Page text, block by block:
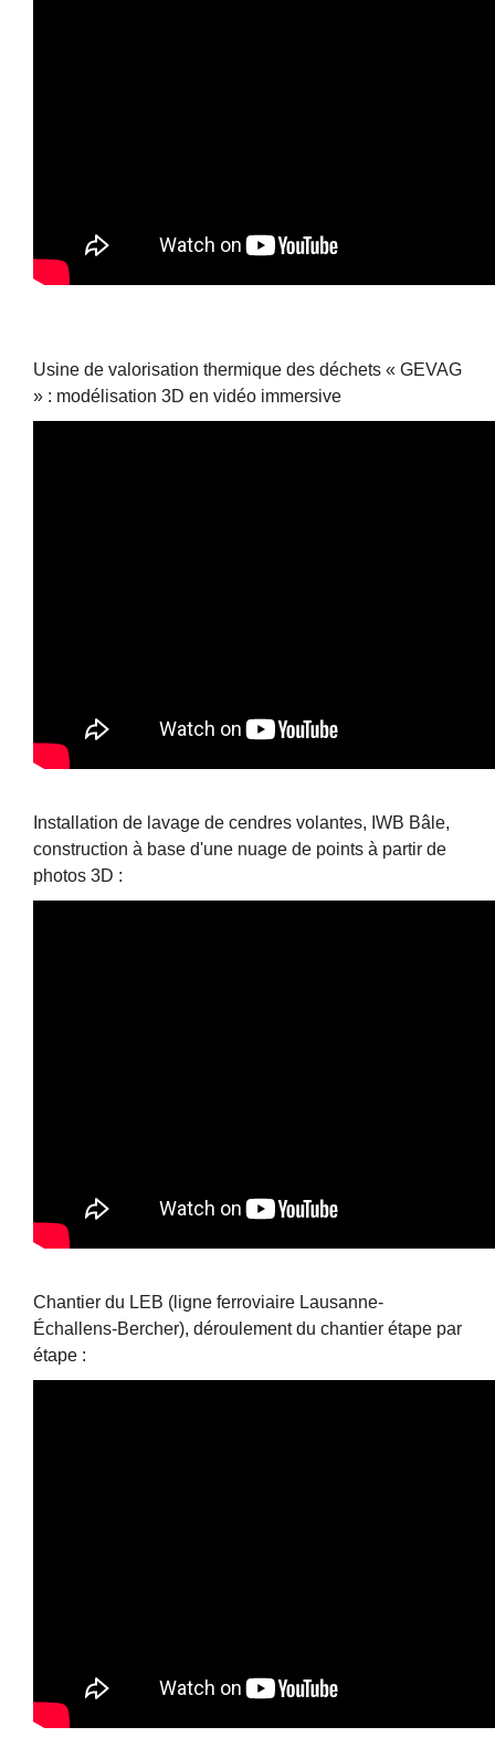
Usine de valorisation thermique des déchets « GEVAG
» : modélisation 3D en vidéo immersive
Installation de lavage de cendres volantes, IWB Bâle,
construction à base d'une nuage de points à partir de
photos 3D :
Chantier du LEB (ligne ferroviaire Lausanne-
Échallens-Bercher), déroulement du chantier étape par
étape :